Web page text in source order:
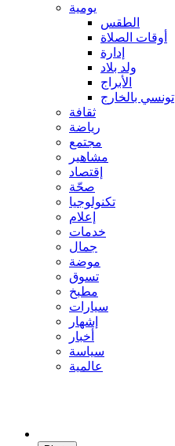
يومية
الطقس
أوقات الصلاة
إدارة
ولد بلاد
الأبراج
تونسي بالخارج
ثقافة
رياضة
مجتمع
مشاهير
إقتصاد
صحّة
تكنولوجيا
إعلام
خدمات
جمال
موضة
تسوق
مطبخ
سيارات
إشهار
أخبار
سياسة
عالمية